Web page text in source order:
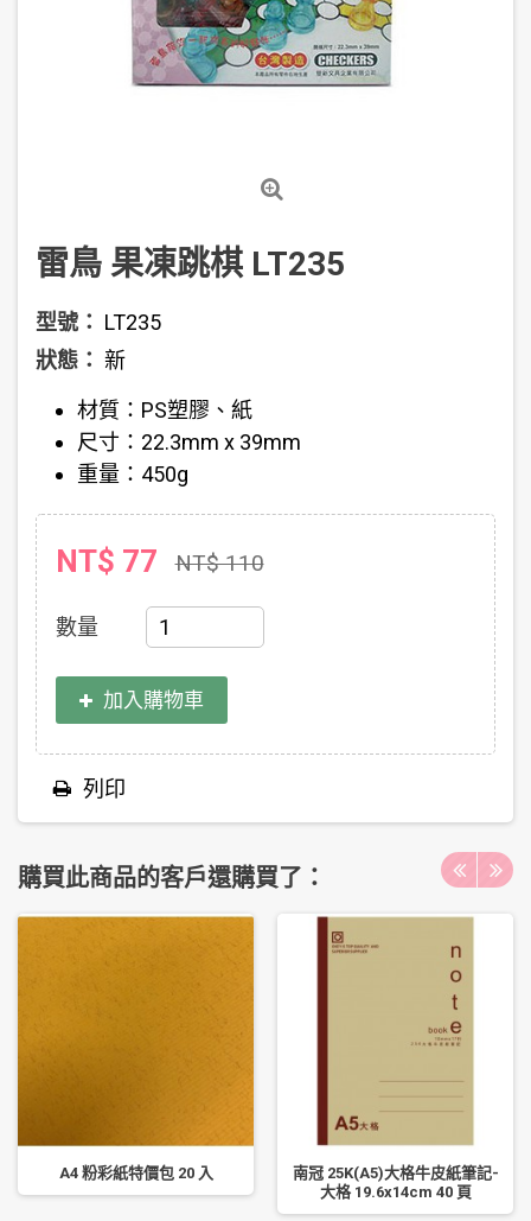
雷鳥 果凍跳棋 LT235
型號： LT235
狀態： 新
材質：PS塑膠、紙
尺寸：22.3mm x 39mm
重量：450g
NT$ 77 NT$ 110
數量
加入購物車
列印
購買此商品的客戶還購買了：
A4 粉彩紙特價包 20 入
南冠 25K(A5)大格牛皮紙筆記-
大格 19.6x14cm 40 頁